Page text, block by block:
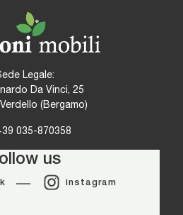
Legale:
Da Vinci, 25
(Bergamo)
035-870358
us
instagram